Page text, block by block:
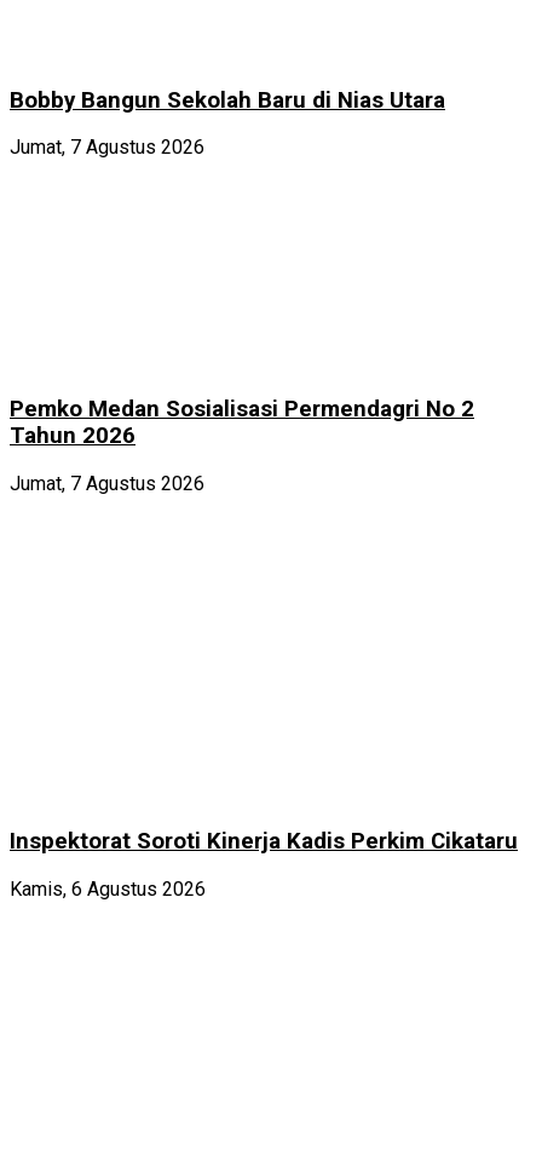
Bobby Bangun Sekolah Baru di Nias Utara
Jumat, 7 Agustus 2026
Pemko Medan Sosialisasi Permendagri No 2
Tahun 2026
Jumat, 7 Agustus 2026
Inspektorat Soroti Kinerja Kadis Perkim Cikataru
Kamis, 6 Agustus 2026